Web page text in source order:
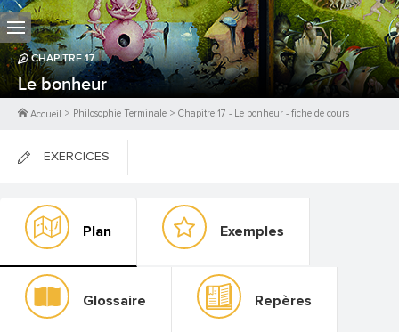
CHAPITRE17
Le bonheur
Accueil > Philosophie Terminale > Chapitre 17 - Le bonheur - fiche de cours
EXERCICES
FICHES DE COURS
Plan Exemples
Glossaire Repères